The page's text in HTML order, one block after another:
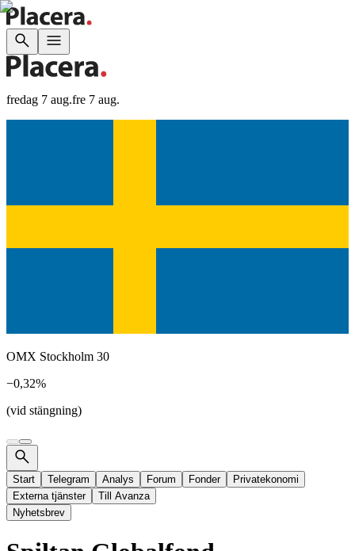
fredag 7 aug.fre 7 aug.
OMX Stockholm 30
−0,32%
(vid stängning)
Start Telegram Analys Forum Fonder
Privatekonomi
Externa tjänster
Till Avanza
Nyhetsbrev